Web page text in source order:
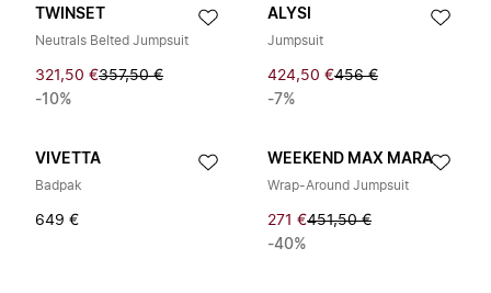
TWINSET
Neutrals Belted Jumpsuit
321,50 €357,50 €
-10%
ALYSI
Jumpsuit
424,50 €456 €
-7%
VIVETTA
Badpak
649 €
WEEKEND MAX MARA
Wrap-Around Jumpsuit
271 €451,50 €
-40%